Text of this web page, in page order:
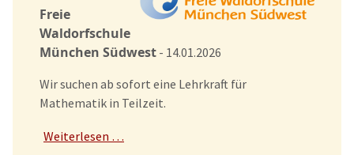
Freie
Waldorfschule
München Südwest - 14.01.2026
Wir suchen ab sofort eine Lehrkraft für
Mathematik in Teilzeit.
Weiterlesen …